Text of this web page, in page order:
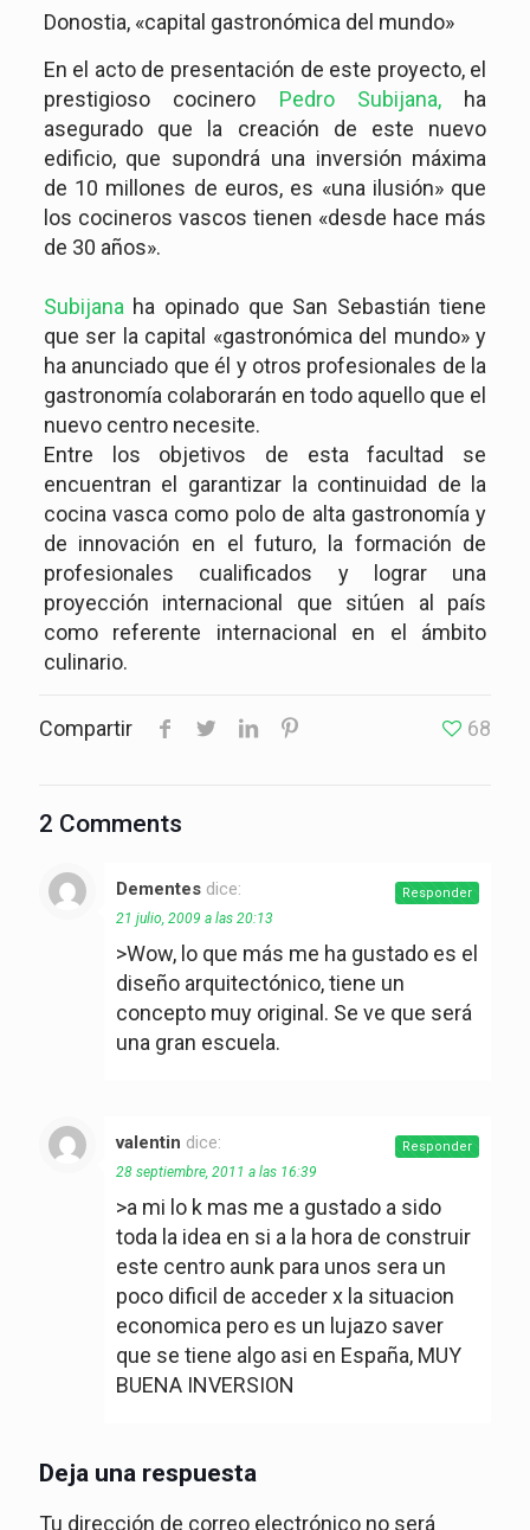
Donostia, «capital gastronómica del mundo»
En el acto de presentación de este proyecto, el
prestigioso cocinero Pedro Subijana,ha
asegurado que la creación de este nuevo
edificio, que supondrá una inversión máxima
de 10 millones de euros, es «una ilusión» que
los cocineros vascos tienen «desde hace más
de 30 años».
Subijana ha opinado que San Sebastián tiene
que ser la capital «gastronómica del mundo» y
ha anunciado que él y otros profesionales de la
gastronomía colaborarán en todo aquello que el
nuevo centro necesite.
Entre los objetivos de esta facultad se
encuentran el garantizar la continuidad de la
cocina vasca como polo de alta gastronomía y
de innovación en el futuro, la formación de
profesionales cualificados y lograr una
proyección internacional que sitúen al país
como referente internacional en el ámbito
culinario.
Compartir 68
2 Comments
Dementes dice:
21 julio, 2009 a las 20:13
>Wow, lo que más me ha gustado es el
diseño arquitectónico, tiene un
concepto muy original. Se ve que será
una gran escuela.
Responder
valentin dice:
28 septiembre, 2011 a las 16:39
>a mi lo k mas me a gustado a sido
toda la idea en si a la hora de construir
este centro aunk para unos sera un
poco dificil de acceder x la situacion
economica pero es un lujazo saver
que se tiene algo asi en España, MUY
BUENA INVERSION
Responder
Deja una respuesta
Tu dirección de correo electrónico no será